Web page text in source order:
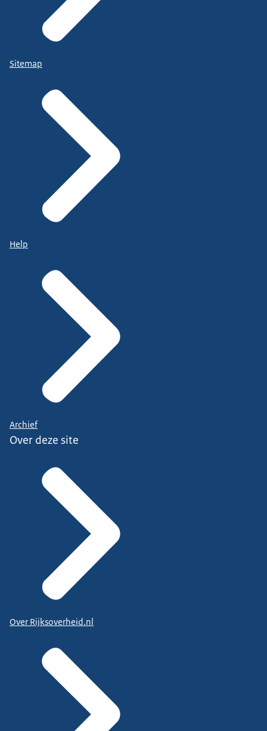
Sitemap
Help
Archief
Over deze site
Over Rijksoverheid.nl